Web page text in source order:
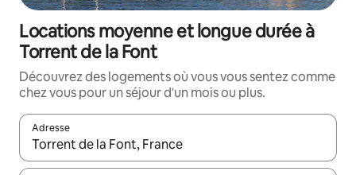
Locations moyenne et longue durée à
Torrent de la Font
Découvrez des logements où vous vous sentez comme
chez vous pour un séjour d'un mois ou plus.
Adresse
Lorsque les résultats s'affichent, utilisez les flèches vers le